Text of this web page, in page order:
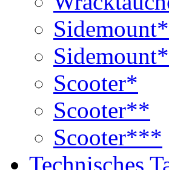
Sidemount*
Scooter*
Scooter**
Scooter***
Technisches